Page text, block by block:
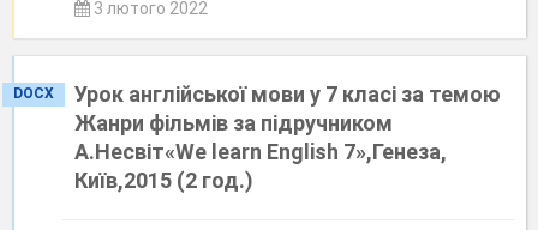
3 лютого 2022
DOCX
Урок англійської мови у 7 класі за темою
Жанри фільмів за підручником
А.Несвіт«We learn English 7»,Генеза,
Київ,2015 (2 год.)